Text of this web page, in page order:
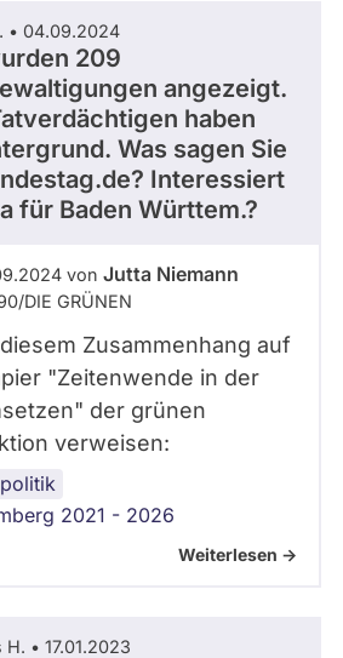
• 04.09.2024
209
angezeigt.
haben
Was sagen Sie
Interessiert
für Baden Württem.?
von Jutta Niemann
­DIE GRÜNEN
Zusammenhang auf
"Zeitenwende in der
der grünen
verweisen:
2021 - 2026
Weiterlesen ->
• 17.01.2023